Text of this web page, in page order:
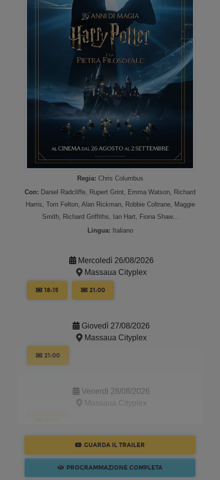
Regia: Chris Columbus
Con: Daniel Radcliffe, Rupert Grint, Emma Watson, Richard
Harris, Tom Felton, Alan Rickman, Robbie Coltrane, Maggie
Smith, Richard Griffiths, Ian Hart, Fiona Shaw...
Lingua: Italiano
Mercoledì 26/08/2026
Massaua Cityplex
18:15 21:00
Giovedì 27/08/2026
Massaua Cityplex
21:00
Venerdì 28/08/2026
Massaua Cityplex
Sabato 29/08/2026
Massaua Cityplex
GUARDA IL TRAILER
PROGRAMMAZIONE COMPLETA